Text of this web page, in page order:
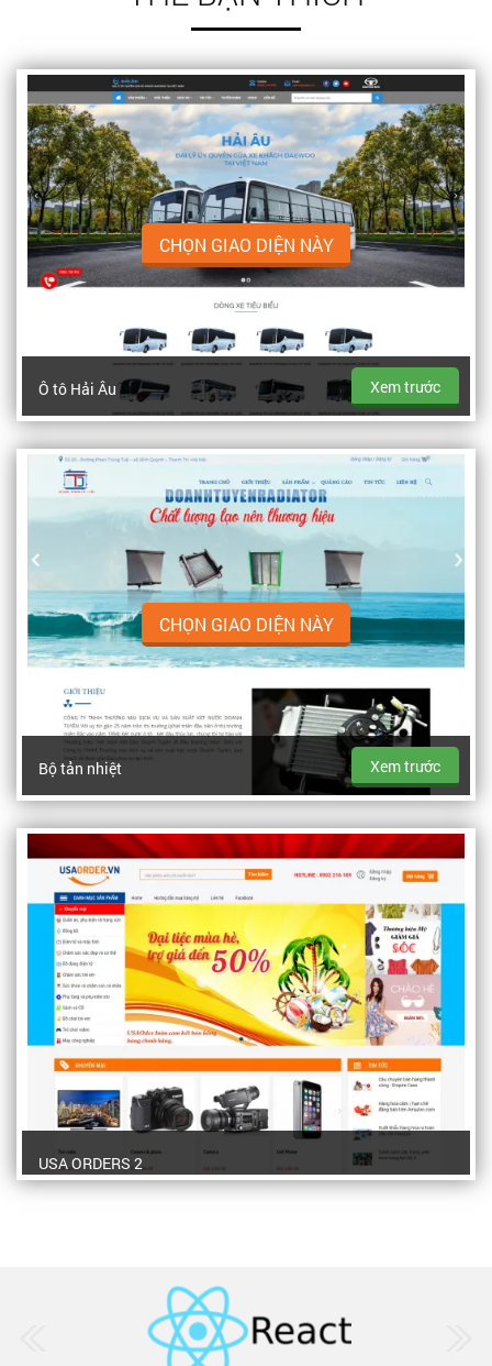
CHỌN GIAO DIỆN NÀY
Ô tô Hải Âu Xem trước
CHỌN GIAO DIỆN NÀY
Bộ tản nhiệt Xem trước
USA ORDERS 2